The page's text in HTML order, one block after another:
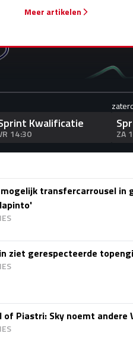
Meer artikelen
Kwalificatie
14:30 ZA
transfercarrousel in
ziet gerespecteerde
of Piastri: Sky noemt